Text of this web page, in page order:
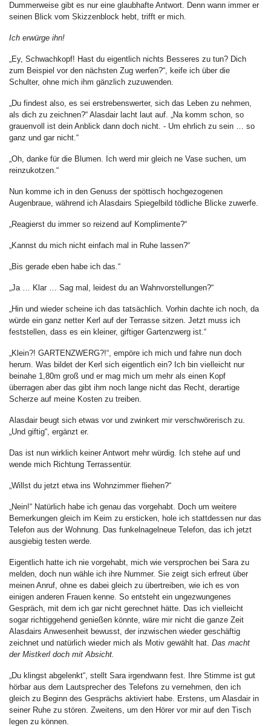
Dummerweise gibt es nur eine glaubhafte Antwort. Denn wann immer er
seinen Blick vom Skizzenblock hebt, trifft er mich.
Ich erwürge ihn!
„Ey, Schwachkopf! Hast du eigentlich nichts Besseres zu tun? Dich
zum Beispiel vor den nächsten Zug werfen?“, keife ich über die
Schulter, ohne mich ihm gänzlich zuzuwenden.
„Du findest also, es sei erstrebenswerter, sich das Leben zu nehmen,
als dich zu zeichnen?“ Alasdair lacht laut auf. „Na komm schon, so
grauenvoll ist dein Anblick dann doch nicht. - Um ehrlich zu sein … so
ganz und gar nicht.“
„Oh, danke für die Blumen. Ich werd mir gleich ne Vase suchen, um
reinzukotzen.“
Nun komme ich in den Genuss der spöttisch hochgezogenen
Augenbraue, während ich Alasdairs Spiegelbild tödliche Blicke zuwerfe.
„Reagierst du immer so reizend auf Komplimente?“
„Kannst du mich nicht einfach mal in Ruhe lassen?“
„Bis gerade eben habe ich das.“
„Ja … Klar … Sag mal, leidest du an Wahnvorstellungen?“
„Hin und wieder scheine ich das tatsächlich. Vorhin dachte ich noch, da
würde ein ganz netter Kerl auf der Terrasse sitzen. Jetzt muss ich
feststellen, dass es ein kleiner, giftiger Gartenzwerg ist.“
„Klein?! GARTENZWERG?!“, empöre ich mich und fahre nun doch
herum. Was bildet der Kerl sich eigentlich ein? Ich bin vielleicht nur
beinahe 1,80m groß und er mag mich um mehr als einen Kopf
überragen aber das gibt ihm noch lange nicht das Recht, derartige
Scherze auf meine Kosten zu treiben.
Alasdair beugt sich etwas vor und zwinkert mir verschwörerisch zu.
„Und giftig“, ergänzt er.
Das ist nun wirklich keiner Antwort mehr würdig. Ich stehe auf und
wende mich Richtung Terrassentür.
„Willst du jetzt etwa ins Wohnzimmer fliehen?“
„Nein!“ Natürlich habe ich genau das vorgehabt. Doch um weitere
Bemerkungen gleich im Keim zu ersticken, hole ich stattdessen nur das
Telefon aus der Wohnung. Das funkelnagelneue Telefon, das ich jetzt
ausgiebig testen werde.
Eigentlich hatte ich nie vorgehabt, mich wie versprochen bei Sara zu
melden, doch nun wähle ich ihre Nummer. Sie zeigt sich erfreut über
meinen Anruf, ohne es dabei gleich zu übertreiben, wie ich es von
einigen anderen Frauen kenne. So entsteht ein ungezwungenes
Gespräch, mit dem ich gar nicht gerechnet hätte. Das ich vielleicht
sogar richtiggehend genießen könnte, wäre mir nicht die ganze Zeit
Alasdairs Anwesenheit bewusst, der inzwischen wieder geschäftig
zeichnet und natürlich wieder mich als Motiv gewählt hat. Das macht
der Mistkerl doch mit Absicht.
„Du klingst abgelenkt“, stellt Sara irgendwann fest. Ihre Stimme ist gut
hörbar aus dem Lautsprecher des Telefons zu vernehmen, den ich
gleich zu Beginn des Gesprächs aktiviert habe. Erstens, um Alasdair in
seiner Ruhe zu stören. Zweitens, um den Hörer vor mir auf den Tisch
legen zu können.